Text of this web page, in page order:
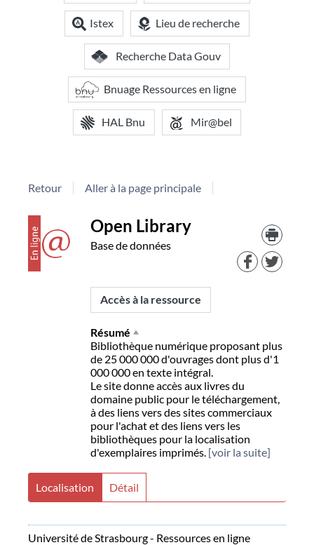
Istex Lieu de recherche
Recherche Data Gouv
Bnuage Ressources en ligne
HAL Bnu Mir@bel
Retour Aller à la page principale
Détail
document
Open Library
Base de données
Accès à la ressource
Résumé
Bibliothèque numérique proposant plus
de 25 000 000 d'ouvrages dont plus d'1
000 000 en texte intégral.
Le site donne accès aux livres du
domaine public pour le téléchargement,
à des liens vers des sites commerciaux
pour l'achat et des liens vers les
bibliothèques pour la localisation
d'exemplaires imprimés. [voir la suite]
Localisation Détail
Université de Strasbourg - Ressources en ligne